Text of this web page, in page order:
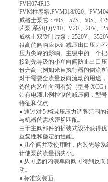
PVH074R13
PVM柱塞泵:PVM018/020、
威格士泵芯：60S、57S、50S、
片泵 系列(Q)V10、V20 、20V、
威格士双联叶片泵：2520V、
很高的阀响应保证减压出口压力
压力尖峰的影响。主级中的一个
接到先导级的小单向阀防止出口
份升高（例如来自执行器的倒流
对于需要全流量反向流动的用途
选的内装单向阀有货（型号 XCG
带有电液比例控制的减压阀，型
特征和优点
● 通过对 5 档减压压力调整范围的
与机器的需求密切匹配。
由于主阀部件的插装式设计获得
重复性和稳定的性能。
● 几个阀并联使用时，内装先导系
计使泵的流量损失小。
● 从可选的内装单向阀可得到反向
动。
● 标准安装面。